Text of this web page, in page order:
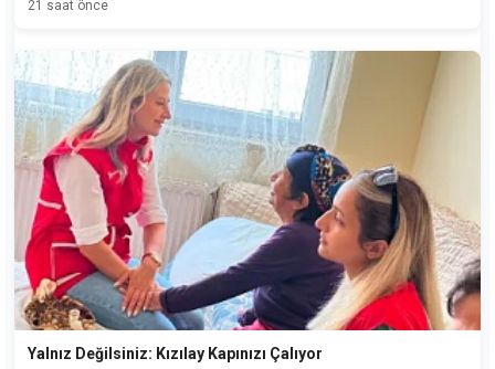
21 saat önce
Yalnız Değilsiniz: Kızılay Kapınızı Çalıyor